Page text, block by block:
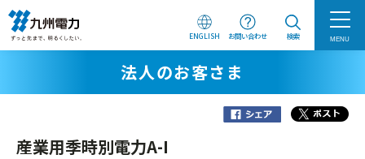
ENGLISH お問い合わせ 検索 MENU
法人のお客さま
産業用季時別電力A-I